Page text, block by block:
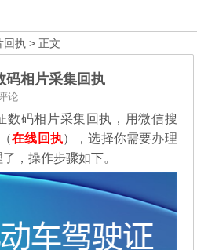
回执 > 正文
码相片采集回执
论
数码相片采集回执，用微信搜
在线回执），选择你需要办理
，操作步骤如下。